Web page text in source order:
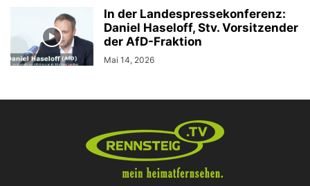
In der Landespressekonferenz:
Daniel Haseloff, Stv. Vorsitzender
der AfD-Fraktion
Mai 14, 2026